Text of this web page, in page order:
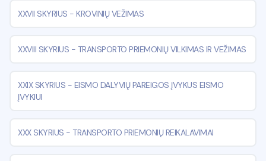
XXVII SKYRIUS - KROVINIŲ VEŽIMAS
XXVIII SKYRIUS - TRANSPORTO PRIEMONIŲ VILKIMAS IR VEŽIMAS
XXIX SKYRIUS - EISMO DALYVIŲ PAREIGOS ĮVYKUS EISMO
ĮVYKIUI
XXX SKYRIUS - TRANSPORTO PRIEMONIŲ REIKALAVIMAI